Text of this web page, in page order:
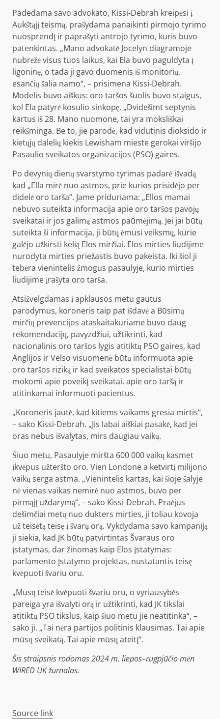
Padedama savo advokato, Kissi-Debrah kreipėsi į
Aukštąjį teismą, prašydama panaikinti pirmojo tyrimo
nuosprendį ir paprašyti antrojo tyrimo, kuris buvo
patenkintas. „Mano advokatė Jocelyn diagramoje
nubrėžė visus tuos laikus, kai Ela buvo paguldyta į
ligoninę, o tada ji gavo duomenis iš monitorių,
esančių šalia namo“, – prisimena Kissi-Debrah.
Modelis buvo aiškus: oro taršos šuolis buvo staigus,
kol Ela patyrė kosulio sinkopę. „Dvidešimt septynis
kartus iš 28. Mano nuomone, tai yra moksliškai
reikšminga. Be to, jie parodė, kad vidutinis dioksido ir
kietųjų dalelių kiekis Lewisham mieste gerokai viršijo
Pasaulio sveikatos organizacijos (PSO) gaires.
Po devynių dienų svarstymo tyrimas padarė išvadą
kad „Ella mirė nuo astmos, prie kurios prisidėjo per
didelė oro tarša“. Jame priduriama: „Ellos mamai
nebuvo suteikta informacija apie oro taršos pavojų
sveikatai ir jos galimą astmos paūmėjimą. Jei jai būtų
suteikta ši informacija, ji būtų ėmusi veiksmų, kurie
galėjo užkirsti kelią Elos mirčiai. Elos mirties liudijime
nurodyta mirties priežastis buvo pakeista. Iki šiol ji
tebėra vienintelis žmogus pasaulyje, kurio mirties
liudijime įrašyta oro tarša.
Atsižvelgdamas į apklausos metu gautus
parodymus, koroneris taip pat išdavė a Būsimų
mirčių prevencijos ataskaitakuriame buvo daug
rekomendacijų, pavyzdžiui, užtikrinti, kad
nacionalinis oro taršos lygis atitiktų PSO gaires, kad
Anglijos ir Velso visuomenė būtų informuota apie
oro taršos riziką ir kad sveikatos specialistai būtų
mokomi apie poveikį sveikatai. apie oro taršą ir
atitinkamai informuoti pacientus.
„Koroneris jautė, kad kitiems vaikams gresia mirtis“,
– sako Kissi-Debrah. „Jis labai aiškiai pasakė, kad jei
oras nebus išvalytas, mirs daugiau vaikų.
Šiuo metu, Pasaulyje miršta 600 000 vaikų kasmet
įkvėpus užteršto oro. Vien Londone a ketvirtį milijono
vaikų serga astma. „Vienintelis kartas, kai šioje šalyje
nė vienas vaikas nemirė nuo astmos, buvo per
pirmąjį uždarymą“, – sako Kissi-Debrah. Praėjus
dešimčiai metų nuo dukters mirties, ji toliau kovoja
už teisėtą teisę į švarų orą. Vykdydama savo kampaniją
ji siekia, kad JK būtų patvirtintas Švaraus oro
įstatymas, dar žinomas kaip Elos įstatymas:
parlamento įstatymo projektas, nustatantis teisę
kvėpuoti švariu oru.
„Mūsų teisė kvėpuoti švariu oru, o vyriausybės
pareiga yra išvalyti orą ir užtikrinti, kad JK tikslai
atitiktų PSO tikslus, kaip šiuo metu jie neatitinka“, –
sako ji. „Tai nėra partijos politinis klausimas. Tai apie
mūsų sveikatą. Tai apie mūsų ateitį“.
Šis straipsnis rodomas 2024 m. liepos–rugpjūčio mėn
WIRED UK žurnalas.
Source link